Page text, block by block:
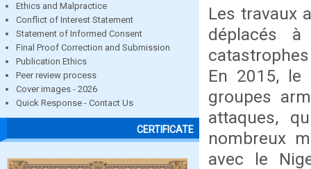
Ethics and Malpractice
Conflict of Interest Statement
Statement of Informed Consent
Final Proof Correction and Submission
Publication Ethics
Peer review process
Cover images - 2026
Quick Response - Contact Us
CERTIFICATE
Les travaux
déplacés
En 2015, le
groupes
attaques,
nombreux
avec le